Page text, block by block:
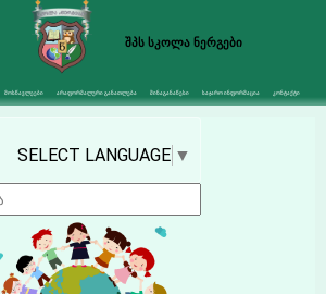
შპს სკოლა ნერგები
მოსწავლეები არაფორმალური განათლება შინაგანაწესი საჯარო ინფორმაცია კონტაქტი
SELECT LANGUAGE ▼